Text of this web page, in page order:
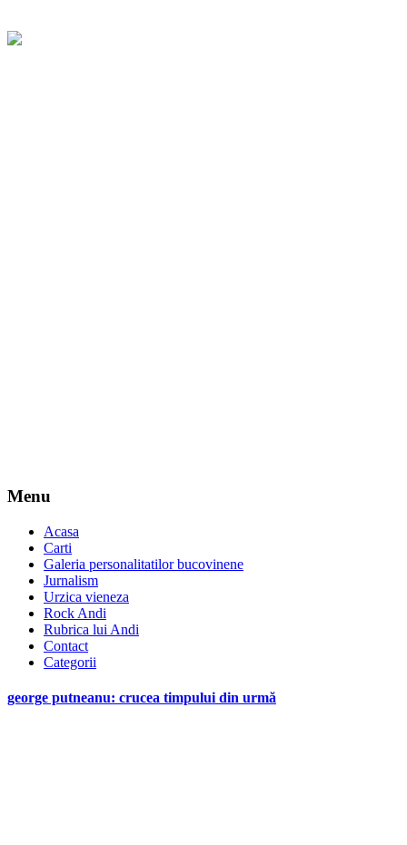
Menu
Acasa
Carti
Galeria personalitatilor bucovinene
Jurnalism
Urzica vieneza
Rock Andi
Rubrica lui Andi
Contact
Categorii
george putneanu: crucea timpului din urmă